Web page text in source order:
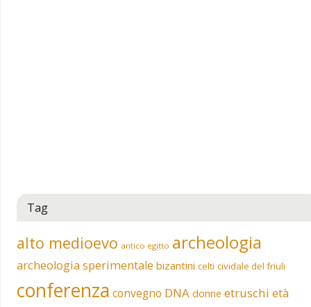
Tag
alto medioevo antico egitto archeologia
archeologia sperimentale bizantini celti cividale del friuli
conferenza convegno DNA donne etruschi età